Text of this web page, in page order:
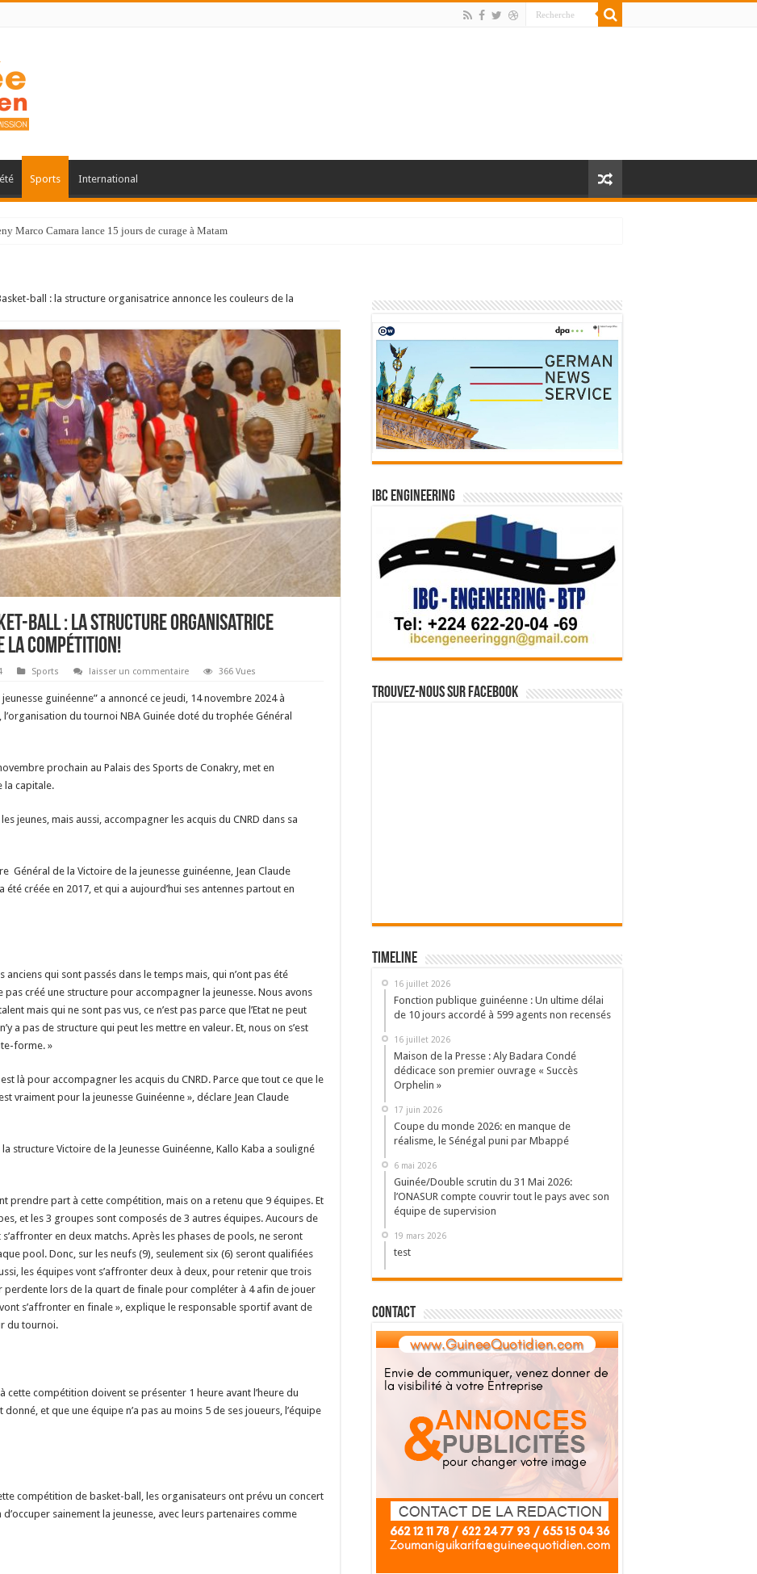
Sports International
Marco Camara lance 15 jours de curage à Matam
ball : la structure organisatrice annonce les couleurs de la
ball : la structure organisatrice
la compétition!
Sports laisser un commentaire 366 Vues
guinéenne” a annoncé ce jeudi, 14 novembre 2024 à
l’organisation du tournoi NBA Guinée doté du trophée Général
prochain au Palais des Sports de Conakry, met en
la capitale.
jeunes, mais aussi, accompagner les acquis du CNRD dans sa
Général de la Victoire de la jeunesse guinéenne, Jean Claude
créée en 2017, et qui a aujourd’hui ses antennes partout en
anciens qui sont passés dans le temps mais, qui n’ont pas été
pas créé une structure pour accompagner la jeunesse. Nous avons
mais qui ne sont pas vus, ce n’est pas parce que l’Etat ne peut
a pas de structure qui peut les mettre en valeur. Et, nous on s’est
forme. »
là pour accompagner les acquis du CNRD. Parce que tout ce que le
vraiment pour la jeunesse Guinéenne », déclare Jean Claude
structure Victoire de la Jeunesse Guinéenne, Kallo Kaba a souligné
prendre part à cette compétition, mais on a retenu que 9 équipes. Et
et les 3 groupes sont composés de 3 autres équipes. Aucours de
en deux matchs. Après les phases de pools, ne seront
pool. Donc, sur les neufs (9), seulement six (6) seront qualifiées
les équipes vont s’affronter deux à deux, pour retenir que trois
perdente lors de la quart de finale pour compléter à 4 afin de jouer
s’affronter en finale », explique le responsable sportif avant de
du tournoi.
cette compétition doivent se présenter 1 heure avant l’heure du
et que une équipe n’a pas au moins 5 de ses joueurs, l’équipe
compétition de basket-ball, les organisateurs ont prévu un concert
sainement la jeunesse, avec leurs partenaires comme
IBC Engineering
Trouvez-nous sur Facebook
Timeline
16 juillet 2026
Fonction publique guinéenne : Un ultime délai
de 10 jours accordé à 599 agents non recensés
16 juillet 2026
Maison de la Presse : Aly Badara Condé
dédicace son premier ouvrage « Succès
Orphelin »
17 juin 2026
Coupe du monde 2026: en manque de
réalisme, le Sénégal puni par Mbappé
6 mai 2026
Guinée/Double scrutin du 31 Mai 2026:
l’ONASUR compte couvrir tout le pays avec son
équipe de supervision
19 mars 2026
test
Contact